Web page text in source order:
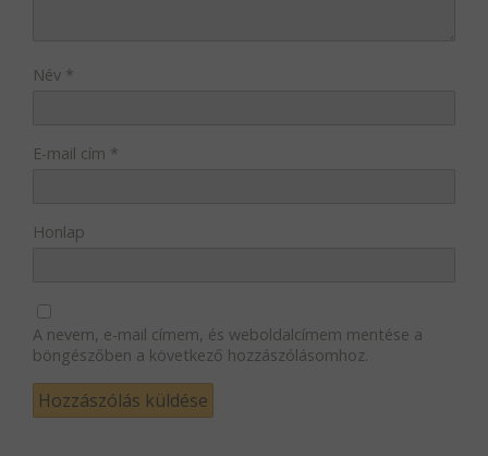
Név *
E-mail cím *
Honlap
A nevem, e-mail címem, és weboldalcímem mentése a
böngészőben a következő hozzászólásomhoz.